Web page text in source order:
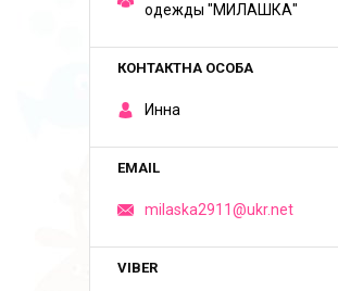
одежды "МИЛАШКА"
Инна
milaska2911@ukr.net